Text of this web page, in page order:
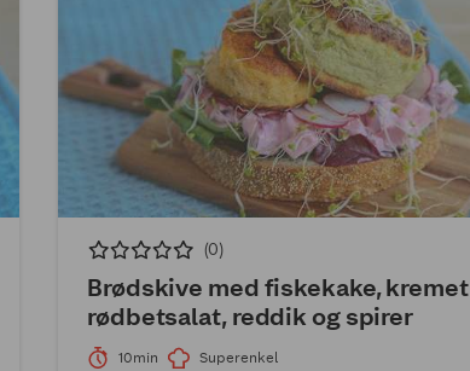
(0)
Brødskive med fiskekake, kremet
rødbetsalat, reddik og spirer
10min Superenkel